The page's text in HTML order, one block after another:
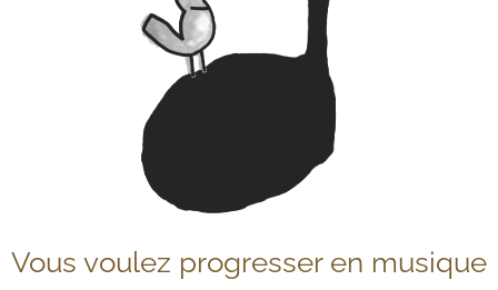
Vous voulez progresser en musique